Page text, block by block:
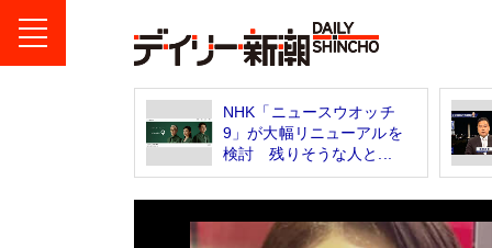
NHK「ニュースウオッチ
9」が大幅リニューアルを
検討 残りそうな人と...